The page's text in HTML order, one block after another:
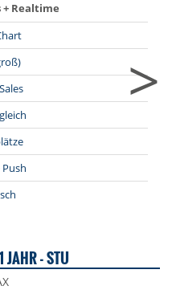
+ Realtime
>
JAHR - STU